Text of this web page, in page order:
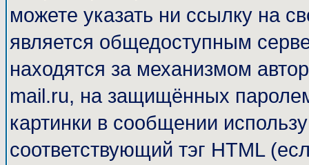
можете указать ни ссылку на
является общедоступным
находятся за механизмом
mail.ru, на защищённых
картинки в сообщении
соответствующий тэг HTML